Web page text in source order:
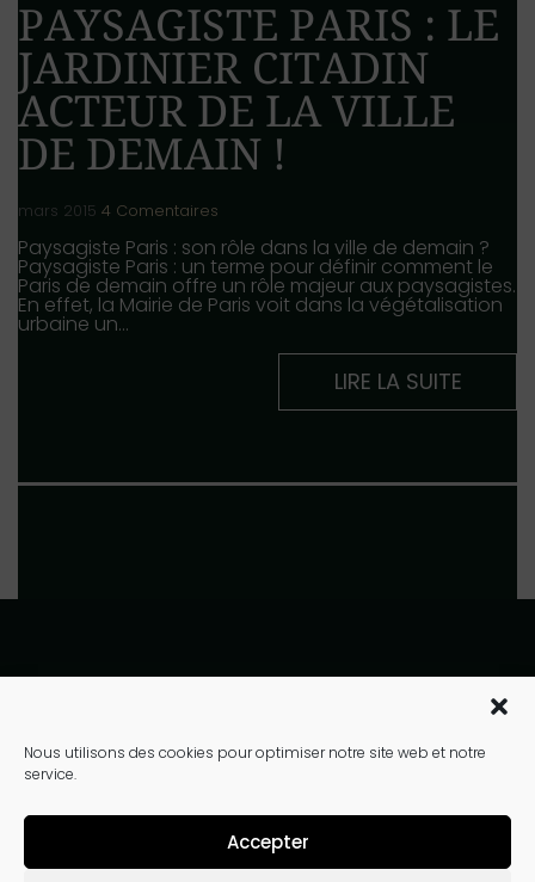
Nous utilisons des cookies pour optimiser notre site web et notre
service.
Accepter
PAYSAGISTE PARIS : LE
JARDINIER CITADIN
ACTEUR DE LA VILLE
DE DEMAIN !
mars 2015 4 Comentaires
Paysagiste Paris : son rôle dans la ville de demain ?
Paysagiste Paris : un terme pour définir comment le
Paris de demain offre un rôle majeur aux paysagistes.
En effet, la Mairie de Paris voit dans la végétalisation
urbaine un…
LIRE LA SUITE
contact@jardinsdebabylone.fr